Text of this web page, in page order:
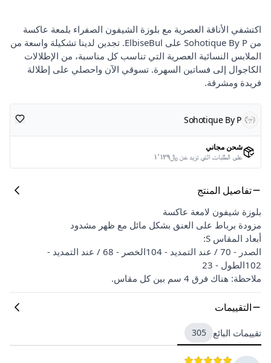
اكتشفي الأناقة العصرية مع بلوزة الشيفون الصفراء بلمعة عاكسة
من Sohotique By P على ElbiseBul. تجدين لدينا تشكيلة واسعة من
الملابس النسائية العصرية التي تناسب كل مناسبة، من الإطلالات
الكاجوال إلى فساتين السهرة. تسوقي الآن واحصلي على إطلالة
فريدة ومشرقة.
Sohotique By P
شحن مجاني
على الطلبات التي تزيد عن ﷼١٬١٢٩
تفاصيل المنتج
بلوزة شيفون لامعة عاكسة
مزودة برباط على العنق بشكل مائل مع ظهر مشدود
أبعاد المقاس S:
الصدر - 70 / عند التمديد - 104الخصر - 68 / عند التمديد -
102الطول - 23
ملاحظة: هناك فرق 4 سم بين كل مقاس.
التقييمات
تقييمات البائع 305